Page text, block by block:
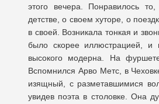
этого вечера. Понравилось
детстве, о своем хуторе, о
в своей. Возникала тонкая и
было скорее иллюстрацией, и
высокого модерна. На
Вспомнился Арво Метс, в
изящный, с разметавшимися
увидев поэта в столовке. Она